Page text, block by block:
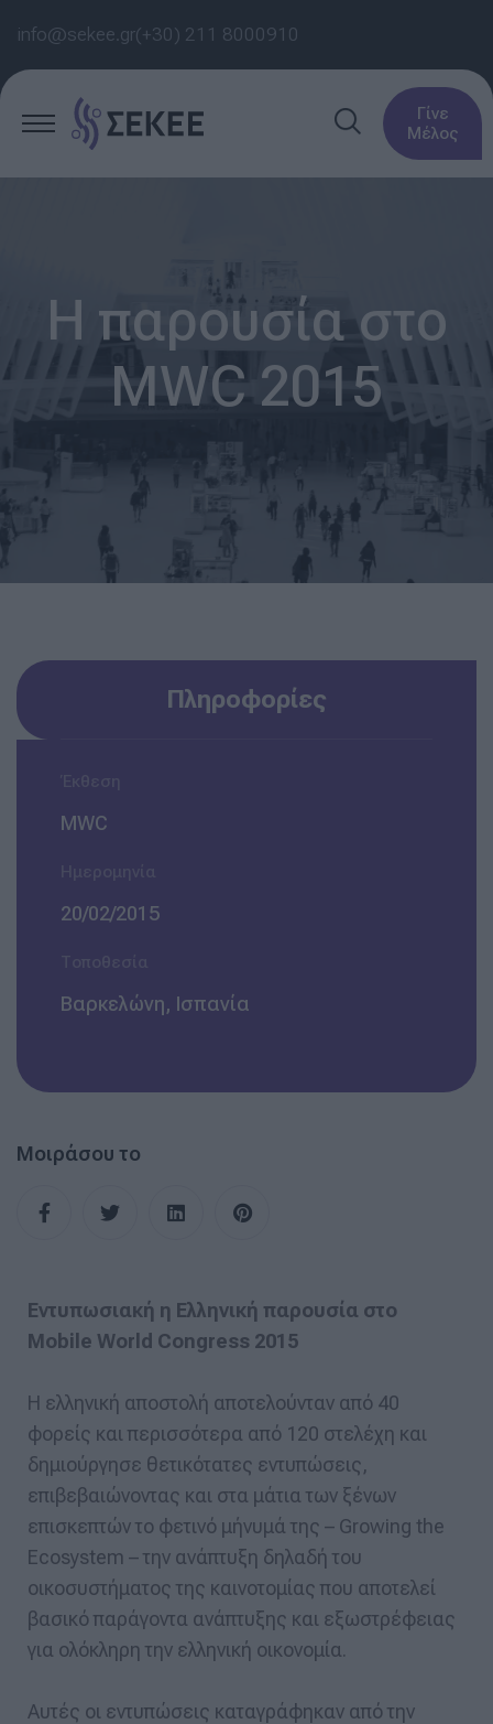
info@sekee.gr(+30) 211 8000910
Γίνε
Μέλος
Η παρουσία στο
MWC 2015
Πληροφορίες
MWC
20/02/2015
Βαρκελώνη, Ισπανία
Μοιράσου το
Εντυπωσιακή η Ελληνική παρουσία στο
Mobile World Congress 2015
Η ελληνική αποστολή αποτελούνταν από 40
φορείς και περισσότερα από 120 στελέχη και
δημιούργησε θετικότατες εντυπώσεις,
επιβεβαιώνοντας και στα μάτια των ξένων
επισκεπτών το φετινό μήνυμά της – Growing the
Ecosystem – την ανάπτυξη δηλαδή του
οικοσυστήματος της καινοτομίας που αποτελεί
βασικό παράγοντα ανάπτυξης και εξωστρέφειας
για ολόκληρη την ελληνική οικονομία.
Αυτές οι εντυπώσεις καταγράφηκαν από την